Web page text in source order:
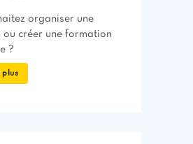
organiser une
créer une formation
?
plus